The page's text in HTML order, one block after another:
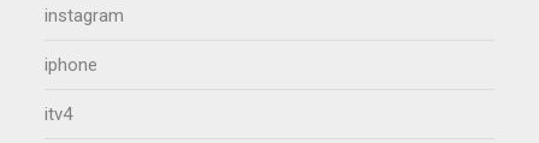
instagram
iphone
itv4